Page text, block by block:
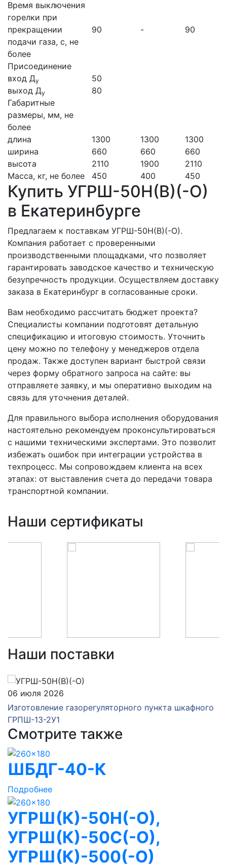
Время выключения
горелки при
прекращении
подачи газа, с, не
более
90 - 90
Присоединение
вход Ду
50
выход Ду
80
Габаритные
размеры, мм, не
более
длина
1300 1300
1300
ширина
660 660
660
высота
2110 1900
2110
Масса, кг, не более
450 400 450
Купить УГРШ-50Н(В)(-О)
в Екатеринбурге
Предлагаем к поставкам УГРШ-50Н(В)(-О).
Компания работает с проверенными
производственными площадками, что позволяет
гарантировать заводское качество и техническую
безупречность продукции. Осуществляем доставку
заказа в Екатеринбург в согласованные сроки.
Вам необходимо рассчитать бюджет проекта?
Специалисты компании подготовят детальную
спецификацию и итоговую стоимость. Уточнить
цену можно по телефону у менеджеров отдела
продаж. Также доступен вариант быстрой связи
через форму обратного запроса на сайте: вы
отправляете заявку, и мы оперативно выходим на
связь для уточнения деталей.
Для правильного выбора исполнения оборудования
настоятельно рекомендуем проконсультироваться
с нашими техническими экспертами. Это позволит
избежать ошибок при интеграции устройства в
техпроцесс. Мы сопровождаем клиента на всех
этапах: от выставления счета до передачи товара
транспортной компании.
Наши сертификаты
Наши поставки
06 июля 2026
Изготовление газорегуляторного пункта шкафного
ГРПШ-13-2У1
Смотрите также
ШБДГ-40-К
Подробнее
УГРШ(К)-50Н(-О),
УГРШ(К)-50С(-О),
УГРШ(К)-500(-О)